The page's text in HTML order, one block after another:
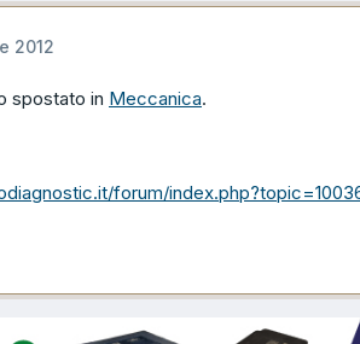
2012
spostato in Meccanica.
forum/